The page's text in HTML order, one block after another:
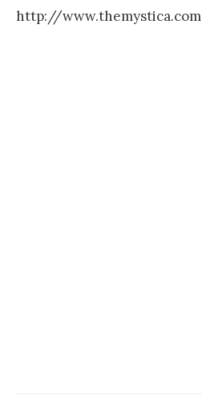
http://www.themystica.com